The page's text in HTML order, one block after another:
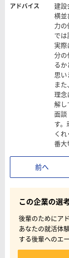
アドバイス
建設
横並
力
では
実際
分の
る
思い
ま
理念
解し
面談
す。
く
番大
前へ
この企業の選
後輩のためにア
あなたの就活体
する後輩へのエ